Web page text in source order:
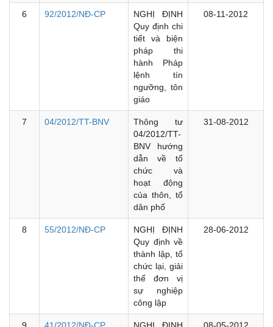
6 92/2012/NĐ-CP
NGHỊ ĐỊNH
Quy định chi
tiết và biện
pháp thi
hành Pháp
lệnh tín
ngưỡng, tôn
giáo
08-11-2012
7 04/2012/TT-BNV
Thông tư
04/2012/TT-
BNV hướng
dẫn về tổ
chức và
hoạt động
của thôn, tổ
dân phố
31-08-2012
8 55/2012/NĐ-CP
NGHỊ ĐỊNH
Quy định về
thành lập, tổ
chức lại, giải
thể đơn vị
sự nghiệp
công lập
28-06-2012
9 41/2012/NĐ-CP NGHỊ ĐỊNH 08-05-2012